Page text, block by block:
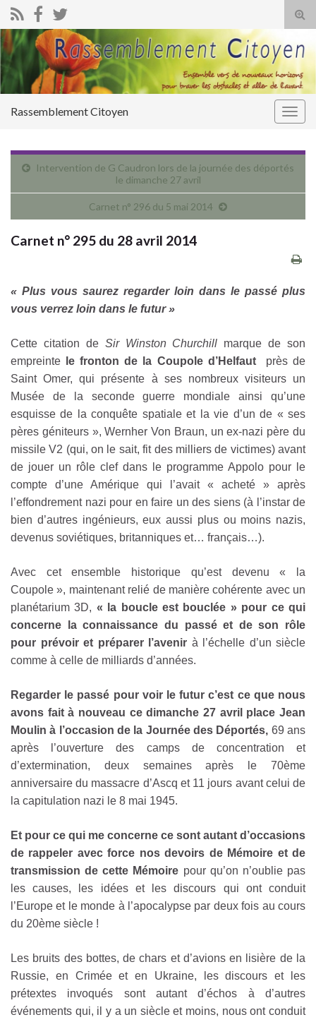
Rassemblement Citoyen
Intervention de G Caudron lors de la journée des déportés
le dimanche 27 avril
Carnet n° 296 du 5 mai 2014
Carnet n° 295 du 28 avril 2014
« Plus vous saurez regarder loin dans le passé plus
vous verrez loin dans le futur »
Cette citation de Sir Winston Churchill marque de son
empreinte
le fronton de la Coupole d’Helfautprès de
Saint Omer, qui présente à ses nombreux visiteurs un
Musée de la seconde guerre mondiale ainsi qu’une
esquisse de la conquête spatiale et la vie d’un de « ses
pères géniteurs », Wernher Von Braun, un ex-nazi père du
missile V2 (qui, on le sait, fit des milliers de victimes) avant
de jouer un rôle clef dans le programme Appolo pour le
compte d’une Amérique qui l’avait « acheté » après
l’effondrement nazi pour en faire un des siens (à l’instar de
bien d’autres ingénieurs, eux aussi plus ou moins nazis,
devenus soviétiques, britanniques et… français…).
Avec cet ensemble historique qu’est devenu « la
Coupole », maintenant relié de manière cohérente avec un
planétarium 3D, « la boucle est bouclée » pour ce qui
concerne la connaissance du passé et de son rôle
pour prévoir et préparer l’avenir à l’échelle d’un siècle
comme à celle de milliards d’années.
Regarder le passé pour voir le futur c’est ce que nous
avons fait à nouveau ce dimanche 27 avril place Jean
Moulin à l’occasion de la Journée des Déportés, 69 ans
après l’ouverture des camps de concentration et
d’extermination, deux semaines après le 70ème
anniversaire du massacre d’Ascq et 11 jours avant celui de
la capitulation nazi le 8 mai 1945.
Et pour ce qui me concerne ce sont autant d’occasions
de rappeler avec force nos devoirs de Mémoire et de
transmission de cette Mémoire pour qu’on n’oublie pas
les causes, les idées et les discours qui ont conduit
l’Europe et le monde à l’apocalypse par deux fois au cours
du 20ème siècle !
Les bruits des bottes, de chars et d’avions en lisière de la
Russie, en Crimée et en Ukraine, les discours et les
prétextes invoqués sont autant d’échos à d’autres
événements qui, il y a un siècle et moins, nous ont conduit